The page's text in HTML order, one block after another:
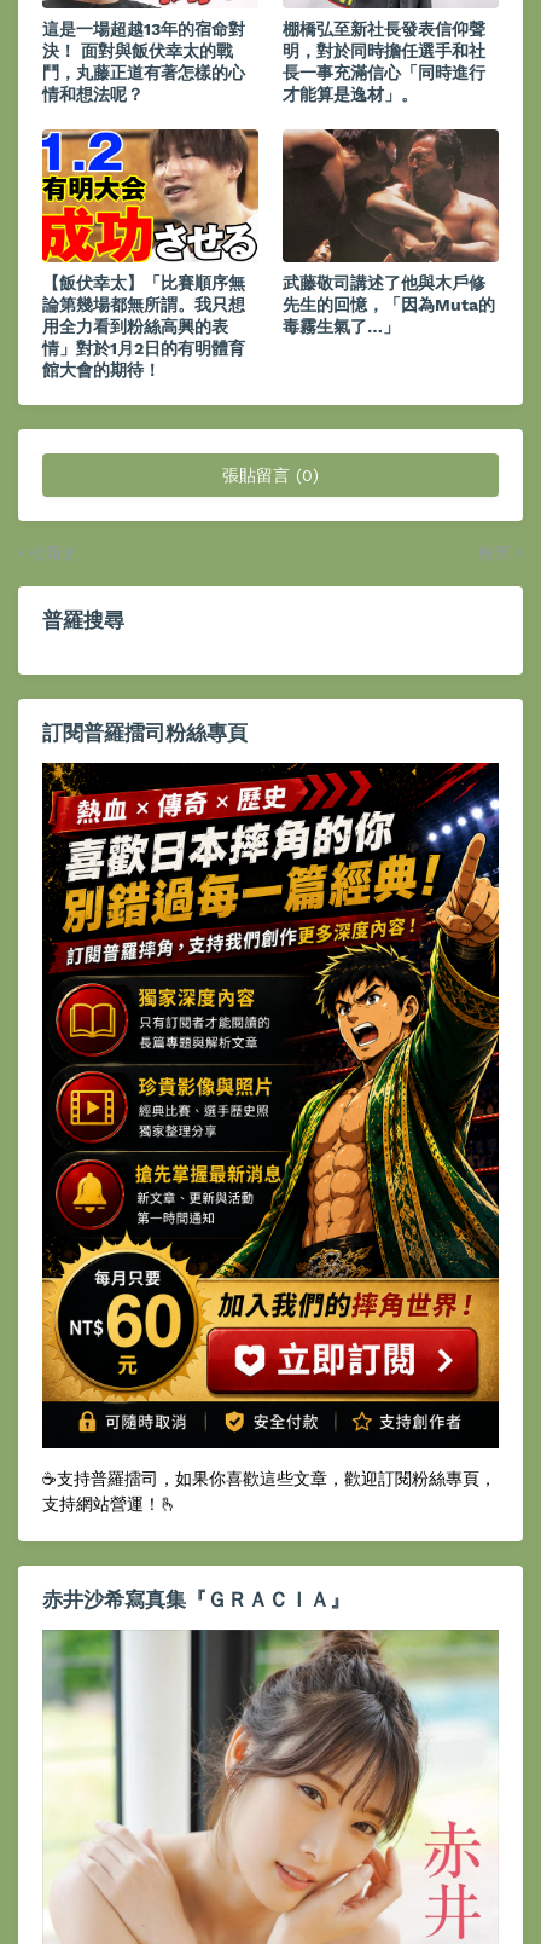
這是一場超越13年的宿命對
決！ 面對與飯伏幸太的戰
鬥，丸藤正道有著怎樣的心
情和想法呢？
棚橋弘至新社長發表信仰聲
明，對於同時擔任選手和社
長一事充滿信心「同時進行
才能算是逸材」。
【飯伏幸太】「比賽順序無
論第幾場都無所謂。我只想
用全力看到粉絲高興的表
情」對於1月2日的有明體育
館大會的期待！
武藤敬司講述了他與木戶修
先生的回憶，「因為Muta的
毒霧生氣了…」
張貼留言 (0)
較新的 較舊
普羅搜尋
訂閱普羅擂司粉絲專頁
☕️支持普羅擂司，如果你喜歡這些文章，歡迎訂閱粉絲專頁，
支持網站營運！🫰
赤井沙希寫真集『ＧＲＡＣＩＡ』